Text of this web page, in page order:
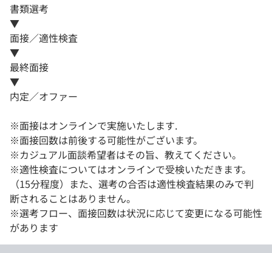
書類選考
▼
面接／適性検査
▼
最終面接
▼
内定／オファー
※面接はオンラインで実施いたします.
※面接回数は前後する可能性がございます。
※カジュアル面談希望者はその旨、教えてください。
※適性検査についてはオンラインで受検いただきます。
（15分程度）また、選考の合否は適性検査結果のみで判
断されることはありません。
※選考フロー、面接回数は状況に応じて変更になる可能性
があります